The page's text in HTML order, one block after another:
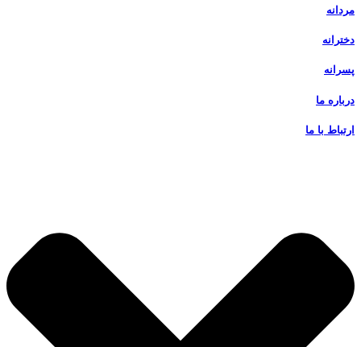
مردانه
دخترانه
پسرانه
درباره ما
ارتباط با ما